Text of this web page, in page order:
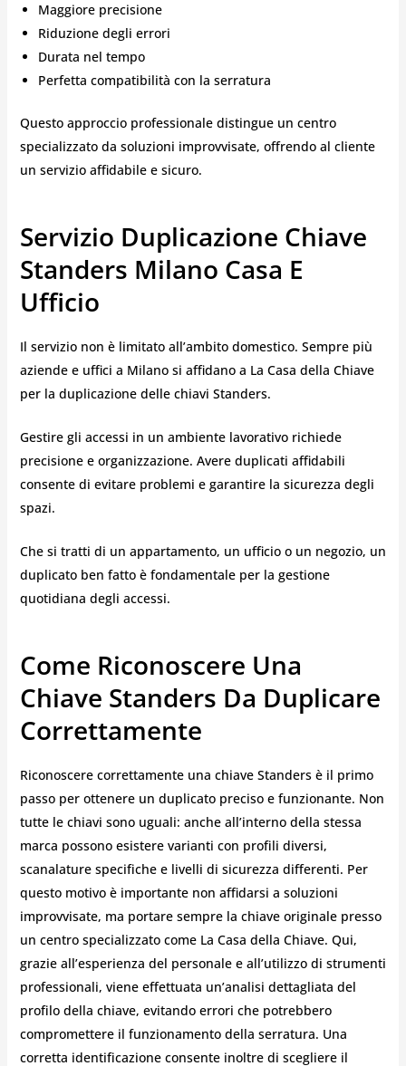
Maggiore precisione
Riduzione degli errori
Durata nel tempo
Perfetta compatibilità con la serratura
Questo approccio professionale distingue un centro
specializzato da soluzioni improvvisate, offrendo al cliente
un servizio affidabile e sicuro.
Servizio Duplicazione Chiave
Standers Milano Casa E
Ufficio
Il servizio non è limitato all’ambito domestico. Sempre più
aziende e uffici a Milano si affidano a La Casa della Chiave
per la duplicazione delle chiavi Standers.
Gestire gli accessi in un ambiente lavorativo richiede
precisione e organizzazione. Avere duplicati affidabili
consente di evitare problemi e garantire la sicurezza degli
spazi.
Che si tratti di un appartamento, un ufficio o un negozio, un
duplicato ben fatto è fondamentale per la gestione
quotidiana degli accessi.
Come Riconoscere Una
Chiave Standers Da Duplicare
Correttamente
Riconoscere correttamente una chiave Standers è il primo
passo per ottenere un duplicato preciso e funzionante. Non
tutte le chiavi sono uguali: anche all’interno della stessa
marca possono esistere varianti con profili diversi,
scanalature specifiche e livelli di sicurezza differenti. Per
questo motivo è importante non affidarsi a soluzioni
improvvisate, ma portare sempre la chiave originale presso
un centro specializzato come La Casa della Chiave. Qui,
grazie all’esperienza del personale e all’utilizzo di strumenti
professionali, viene effettuata un’analisi dettagliata del
profilo della chiave, evitando errori che potrebbero
compromettere il funzionamento della serratura. Una
corretta identificazione consente inoltre di scegliere il